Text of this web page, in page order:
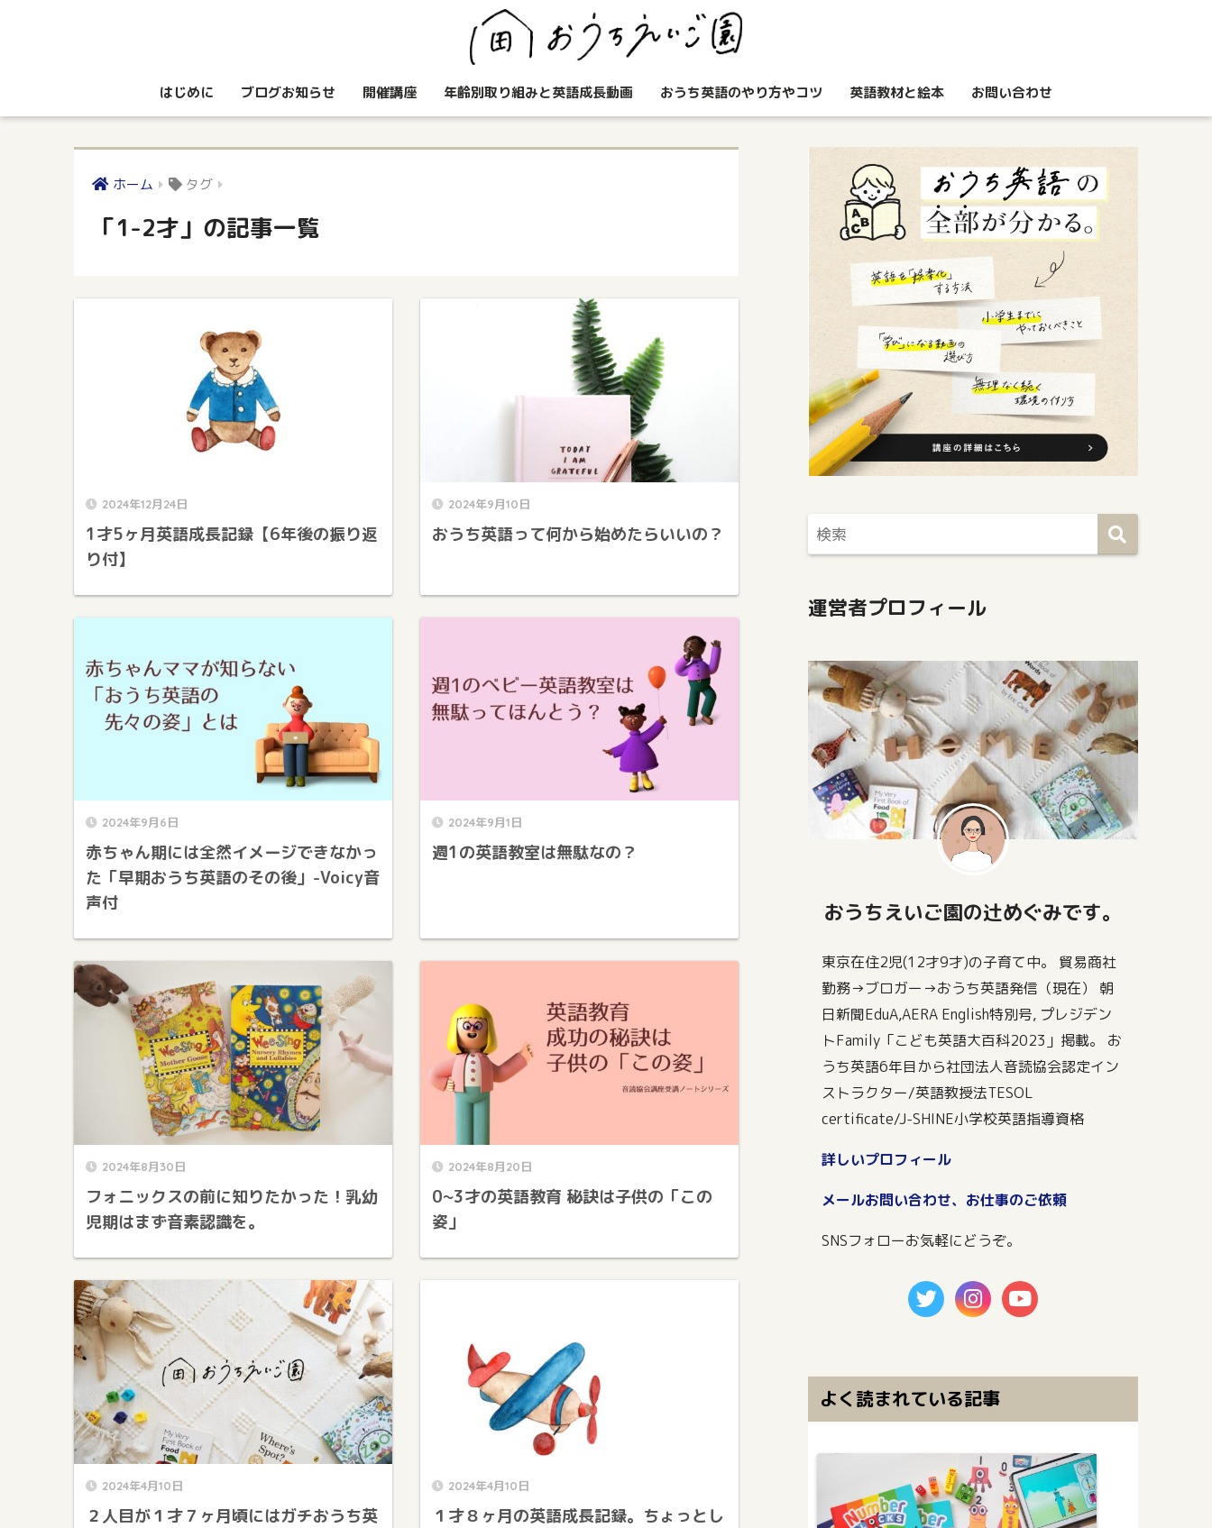
はじめに ブログお知らせ 開催講座 年齢別取り組みと英語成長動画 おうち英語のやり方やコツ 英語教材と絵本 お問い合わせ
ホーム タグ
「1-2才」の記事一覧
2024年12月24日
1才5ヶ月英語成長記録【6年後の振り返
り付】
2024年9月10日
おうち英語って何から始めたらいいの？
2024年9月6日
赤ちゃん期には全然イメージできなかっ
た「早期おうち英語のその後」-Voicy音
声付
2024年9月1日
週1の英語教室は無駄なの？
2024年8月30日
フォニックスの前に知りたかった！乳幼
児期はまず音素認識を。
2024年8月20日
0~3才の英語教育 秘訣は子供の「この
姿」
2024年4月10日
２人目が１才７ヶ月頃にはガチおうち英
2024年4月10日
１才８ヶ月の英語成長記録。ちょっとし
運営者プロフィール
おうちえいご園の辻めぐみです。
東京在住2児(12才9才)の子育て中。 貿易商社
勤務→ブロガー→おうち英語発信（現在） 朝
日新聞EduA,AERA English特別号, プレジデン
トFamily「こども英語大百科2023」掲載。 お
うち英語6年目から社団法人音読協会認定イン
ストラクター/英語教授法TESOL
certificate/J-SHINE小学校英語指導資格
詳しいプロフィール
メールお問い合わせ、お仕事のご依頼
SNSフォローお気軽にどうぞ。
よく読まれている記事